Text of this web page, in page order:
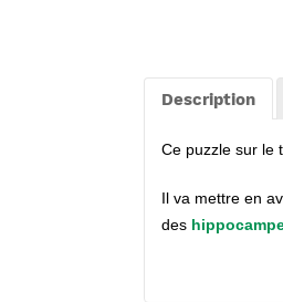
produitDescription
Ce puzzle sur le
Il va mettre en
des